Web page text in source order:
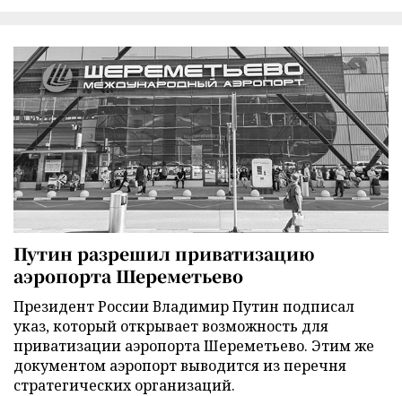
Путин разрешил приватизацию
аэропорта Шереметьево
Президент России Владимир Путин подписал
указ, который открывает возможность для
приватизации аэропорта Шереметьево. Этим же
документом аэропорт выводится из перечня
стратегических организаций.